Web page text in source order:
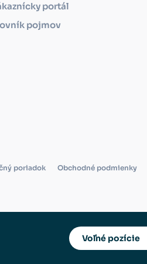
portál
pojmov
poriadok Obchodné podmienky
Voľné pozície